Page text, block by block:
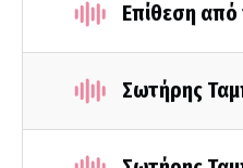
Επίθεση
Σωτήρης